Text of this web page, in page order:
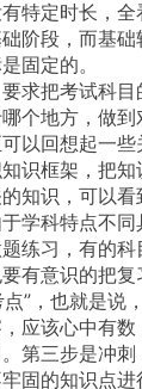
特定时长，
阶段，而基础
固定的。
求把考试科
个地方，做
以回想起一
识框架，把
知识，可以
学科特点不
练习，有的
有意识的把
点”，也就是说
应该心中有数
第三步是冲
固的知识点